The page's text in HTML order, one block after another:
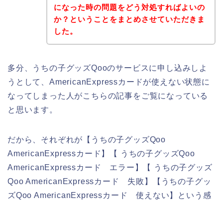
になった時の問題をどう対処すればよいの
か？ということをまとめさせていただきま
した。
多分、うちの子グッズQooのサービスに申し込みしよ
うとして、AmericanExpressカードが使えない状態に
なってしまった人がこちらの記事をご覧になっている
と思います。
だから、それぞれが【うちの子グッズQoo
AmericanExpressカード】【 うちの子グッズQoo
AmericanExpressカード エラー】【 うちの子グッズ
Qoo AmericanExpressカード 失敗】【うちの子グッ
ズQoo AmericanExpressカード 使えない】という感